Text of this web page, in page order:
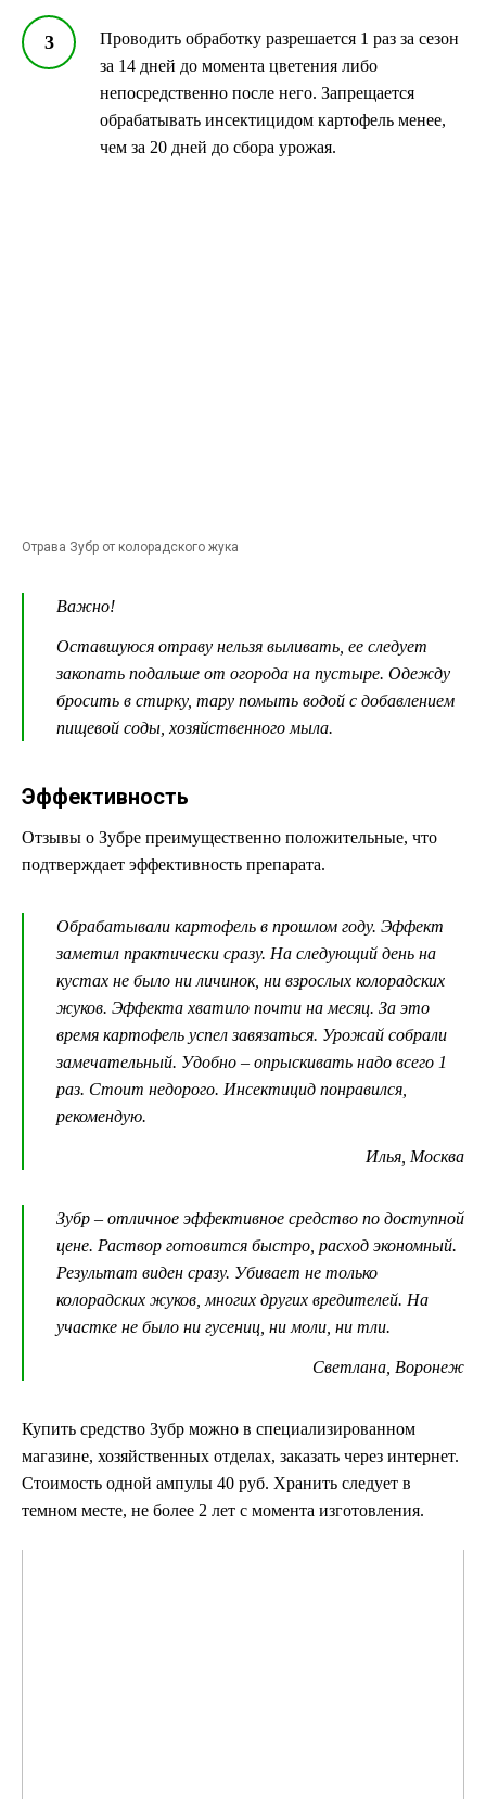
Проводить обработку разрешается 1 раз за сезон
за 14 дней до момента цветения либо
непосредственно после него. Запрещается
обрабатывать инсектицидом картофель менее,
чем за 20 дней до сбора урожая.
Отрава Зубр от колорадского жука
Важно!
Оставшуюся отраву нельзя выливать, ее следует
закопать подальше от огорода на пустыре. Одежду
бросить в стирку, тару помыть водой с добавлением
пищевой соды, хозяйственного мыла.
Эффективность
Отзывы о Зубре преимущественно положительные, что
подтверждает эффективность препарата.
Обрабатывали картофель в прошлом году. Эффект
заметил практически сразу. На следующий день на
кустах не было ни личинок, ни взрослых колорадских
жуков. Эффекта хватило почти на месяц. За это
время картофель успел завязаться. Урожай собрали
замечательный. Удобно – опрыскивать надо всего 1
раз. Стоит недорого. Инсектицид понравился,
рекомендую.
Илья, Москва
Зубр – отличное эффективное средство по доступной
цене. Раствор готовится быстро, расход экономный.
Результат виден сразу. Убивает не только
колорадских жуков, многих других вредителей. На
участке не было ни гусениц, ни моли, ни тли.
Светлана, Воронеж
Купить средство Зубр можно в специализированном
магазине, хозяйственных отделах, заказать через интернет.
Стоимость одной ампулы 40 руб. Хранить следует в
темном месте, не более 2 лет с момента изготовления.